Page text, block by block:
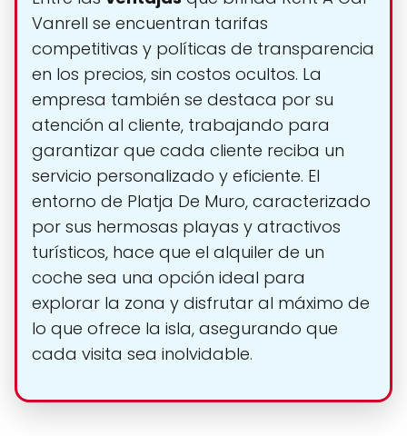
Vanrell se encuentran tarifas
competitivas y políticas de transparencia
en los precios, sin costos ocultos. La
empresa también se destaca por su
atención al cliente, trabajando para
garantizar que cada cliente reciba un
servicio personalizado y eficiente. El
entorno de Platja De Muro, caracterizado
por sus hermosas playas y atractivos
turísticos, hace que el alquiler de un
coche sea una opción ideal para
explorar la zona y disfrutar al máximo de
lo que ofrece la isla, asegurando que
cada visita sea inolvidable.